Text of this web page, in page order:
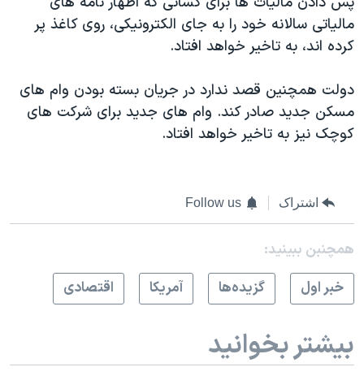
مالیاتی سالانه خود را به جای الکترونیکی، روی کاغذ پر
کرده اند، به تاخیر خواهد افتاد.
دولت همچنین قصد ندارد در جریان بسته بودن وام های
مسکن جدید صادر کند. وام های جدید برای شرکت های
کوچک نیز به تاخیر خواهد افتاد.
اشتراک Follow us
همچنبن ببینید:
خبر اول
گزيده‌ها آمريکا اقتصادی
بیشتر بخوانید